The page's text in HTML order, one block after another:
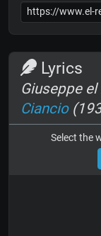
Lyrics
Giuseppe
Ciancio
Select the